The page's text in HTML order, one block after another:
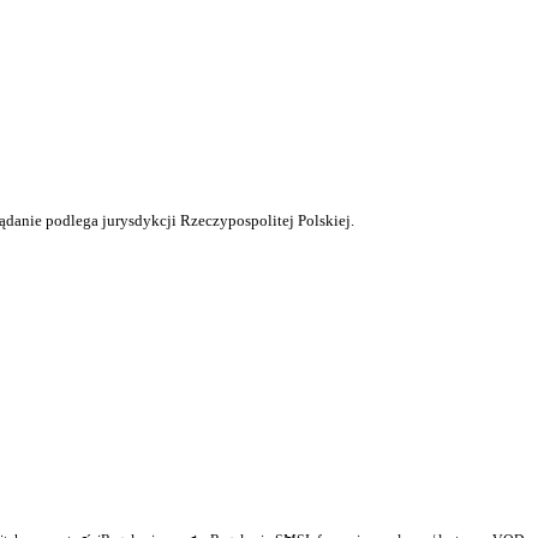
podlega jurysdykcji Rzeczypospolitej Polskiej.